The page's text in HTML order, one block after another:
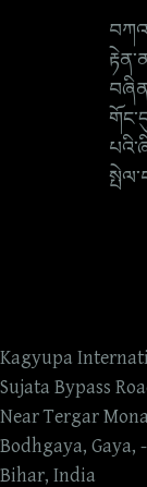
Kagyupa
Sujata Bypass
Near Tergar
Bodhgaya, Gaya, -
Bihar, India